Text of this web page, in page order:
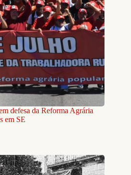
defesa da Reforma Agrária
em SE